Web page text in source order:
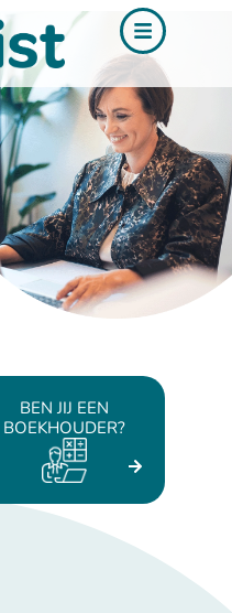
BEN JIJ EEN
BOEKHOUDER?